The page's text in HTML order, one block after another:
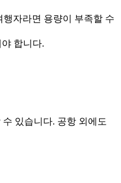
행자라면 용량이 부족할 수
합니다.
있습니다. 공항 외에도